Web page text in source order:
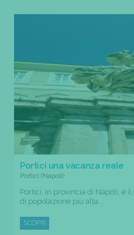
Portici una vacanza reale
Portici (Napoli)
Portici, in provincia di Napoli, è
di popolazione più alta....
SCOPRI